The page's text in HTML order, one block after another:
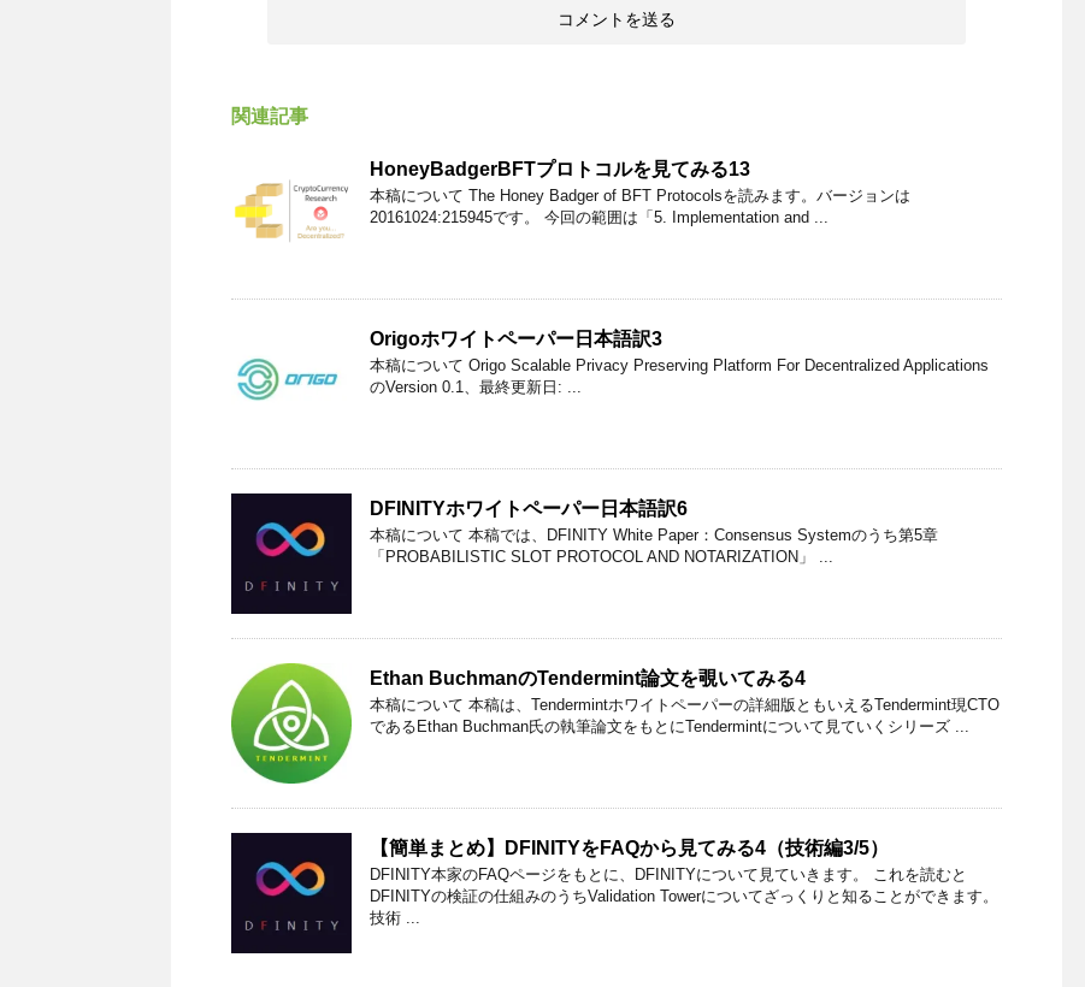
関連記事
HoneyBadgerBFTプロトコルを見てみる13
本稿について The Honey Badger of BFT Protocolsを読みます。バージョンは
20161024:215945です。 今回の範囲は「5. Implementation and ...
Origoホワイトペーパー日本語訳3
本稿について Origo Scalable Privacy Preserving Platform For Decentralized Applications
のVersion 0.1、最終更新日: ...
DFINITYホワイトペーパー日本語訳6
本稿について 本稿では、DFINITY White Paper：Consensus Systemのうち第5章
「PROBABILISTIC SLOT PROTOCOL AND NOTARIZATION」 ...
Ethan BuchmanのTendermint論文を覗いてみる4
本稿について 本稿は、Tendermintホワイトペーパーの詳細版ともいえるTendermint現CTO
であるEthan Buchman氏の執筆論文をもとにTendermintについて見ていくシリーズ ...
【簡単まとめ】DFINITYをFAQから見てみる4（技術編3/5）
DFINITY本家のFAQページをもとに、DFINITYについて見ていきます。 これを読むと
DFINITYの検証の仕組みのうちValidation Towerについてざっくりと知ることができます。
技術 ...